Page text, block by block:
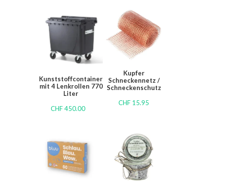
Kunststoffcontainer
mit 4 Lenkrollen 770
Liter
CHF450.00
Kupfer
Schneckennetz /
Schneckenschutz
CHF 15.95